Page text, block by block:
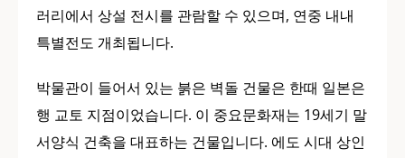
러리에서 상설 전시를 관람할 수 있으며, 연중 내내
특별전도 개최됩니다.
박물관이 들어서 있는 붉은 벽돌 건물은 한때 일본은
행 교토 지점이었습니다. 이 중요문화재는 19세기 말
서양식 건축을 대표하는 건물입니다. 에도 시대 상인